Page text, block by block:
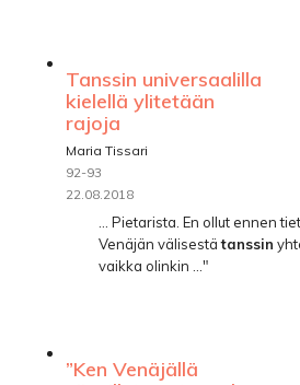
Tanssin universaalilla
kielellä ylitetään
rajoja
Maria Tissari
92-93
22.08.2018
... Pietarista. En ollut ennen
Venäjän välisestätanssin
vaikka olinkin ..."
”Ken Venäjällä